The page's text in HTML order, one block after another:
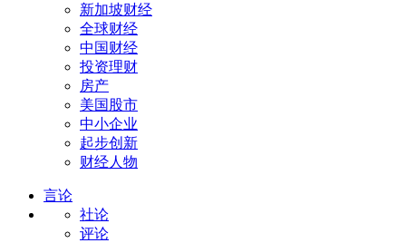
新加坡财经
全球财经
中国财经
投资理财
房产
美国股市
中小企业
起步创新
财经人物
言论
社论
评论